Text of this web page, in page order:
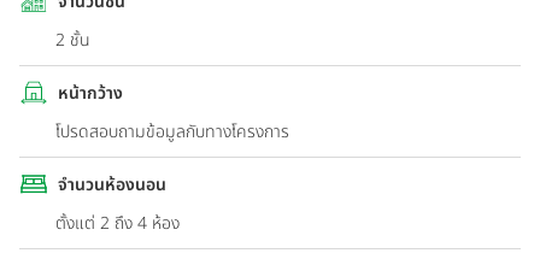
2 ชั้น
หน้ากว้าง
โปรดสอบถามข้อมูลกับทางโครงการ
จำนวนห้องนอน
ตั้งแต่ 2 ถึง 4 ห้อง